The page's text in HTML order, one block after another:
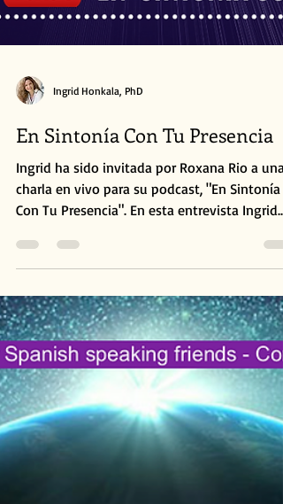
En Sintonía Con Tu Presencia
Ingrid ha sido invitada por Roxana Rio a una
charla en vivo para su podcast, "En Sintonía
Con Tu Presencia". En esta entrevista Ingrid...